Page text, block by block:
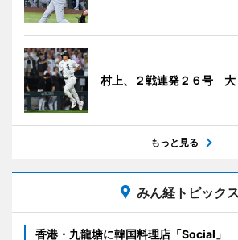
村上、２戦連発２６号 大
もっと見る
みん経トピックス
香港・九龍塘に韓国料理店「Social」